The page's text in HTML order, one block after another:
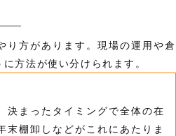
り方があります。現場の運用や倉
方法が使い分けられます。
決まったタイミングで全体の在
末棚卸しなどがこれにあたりま